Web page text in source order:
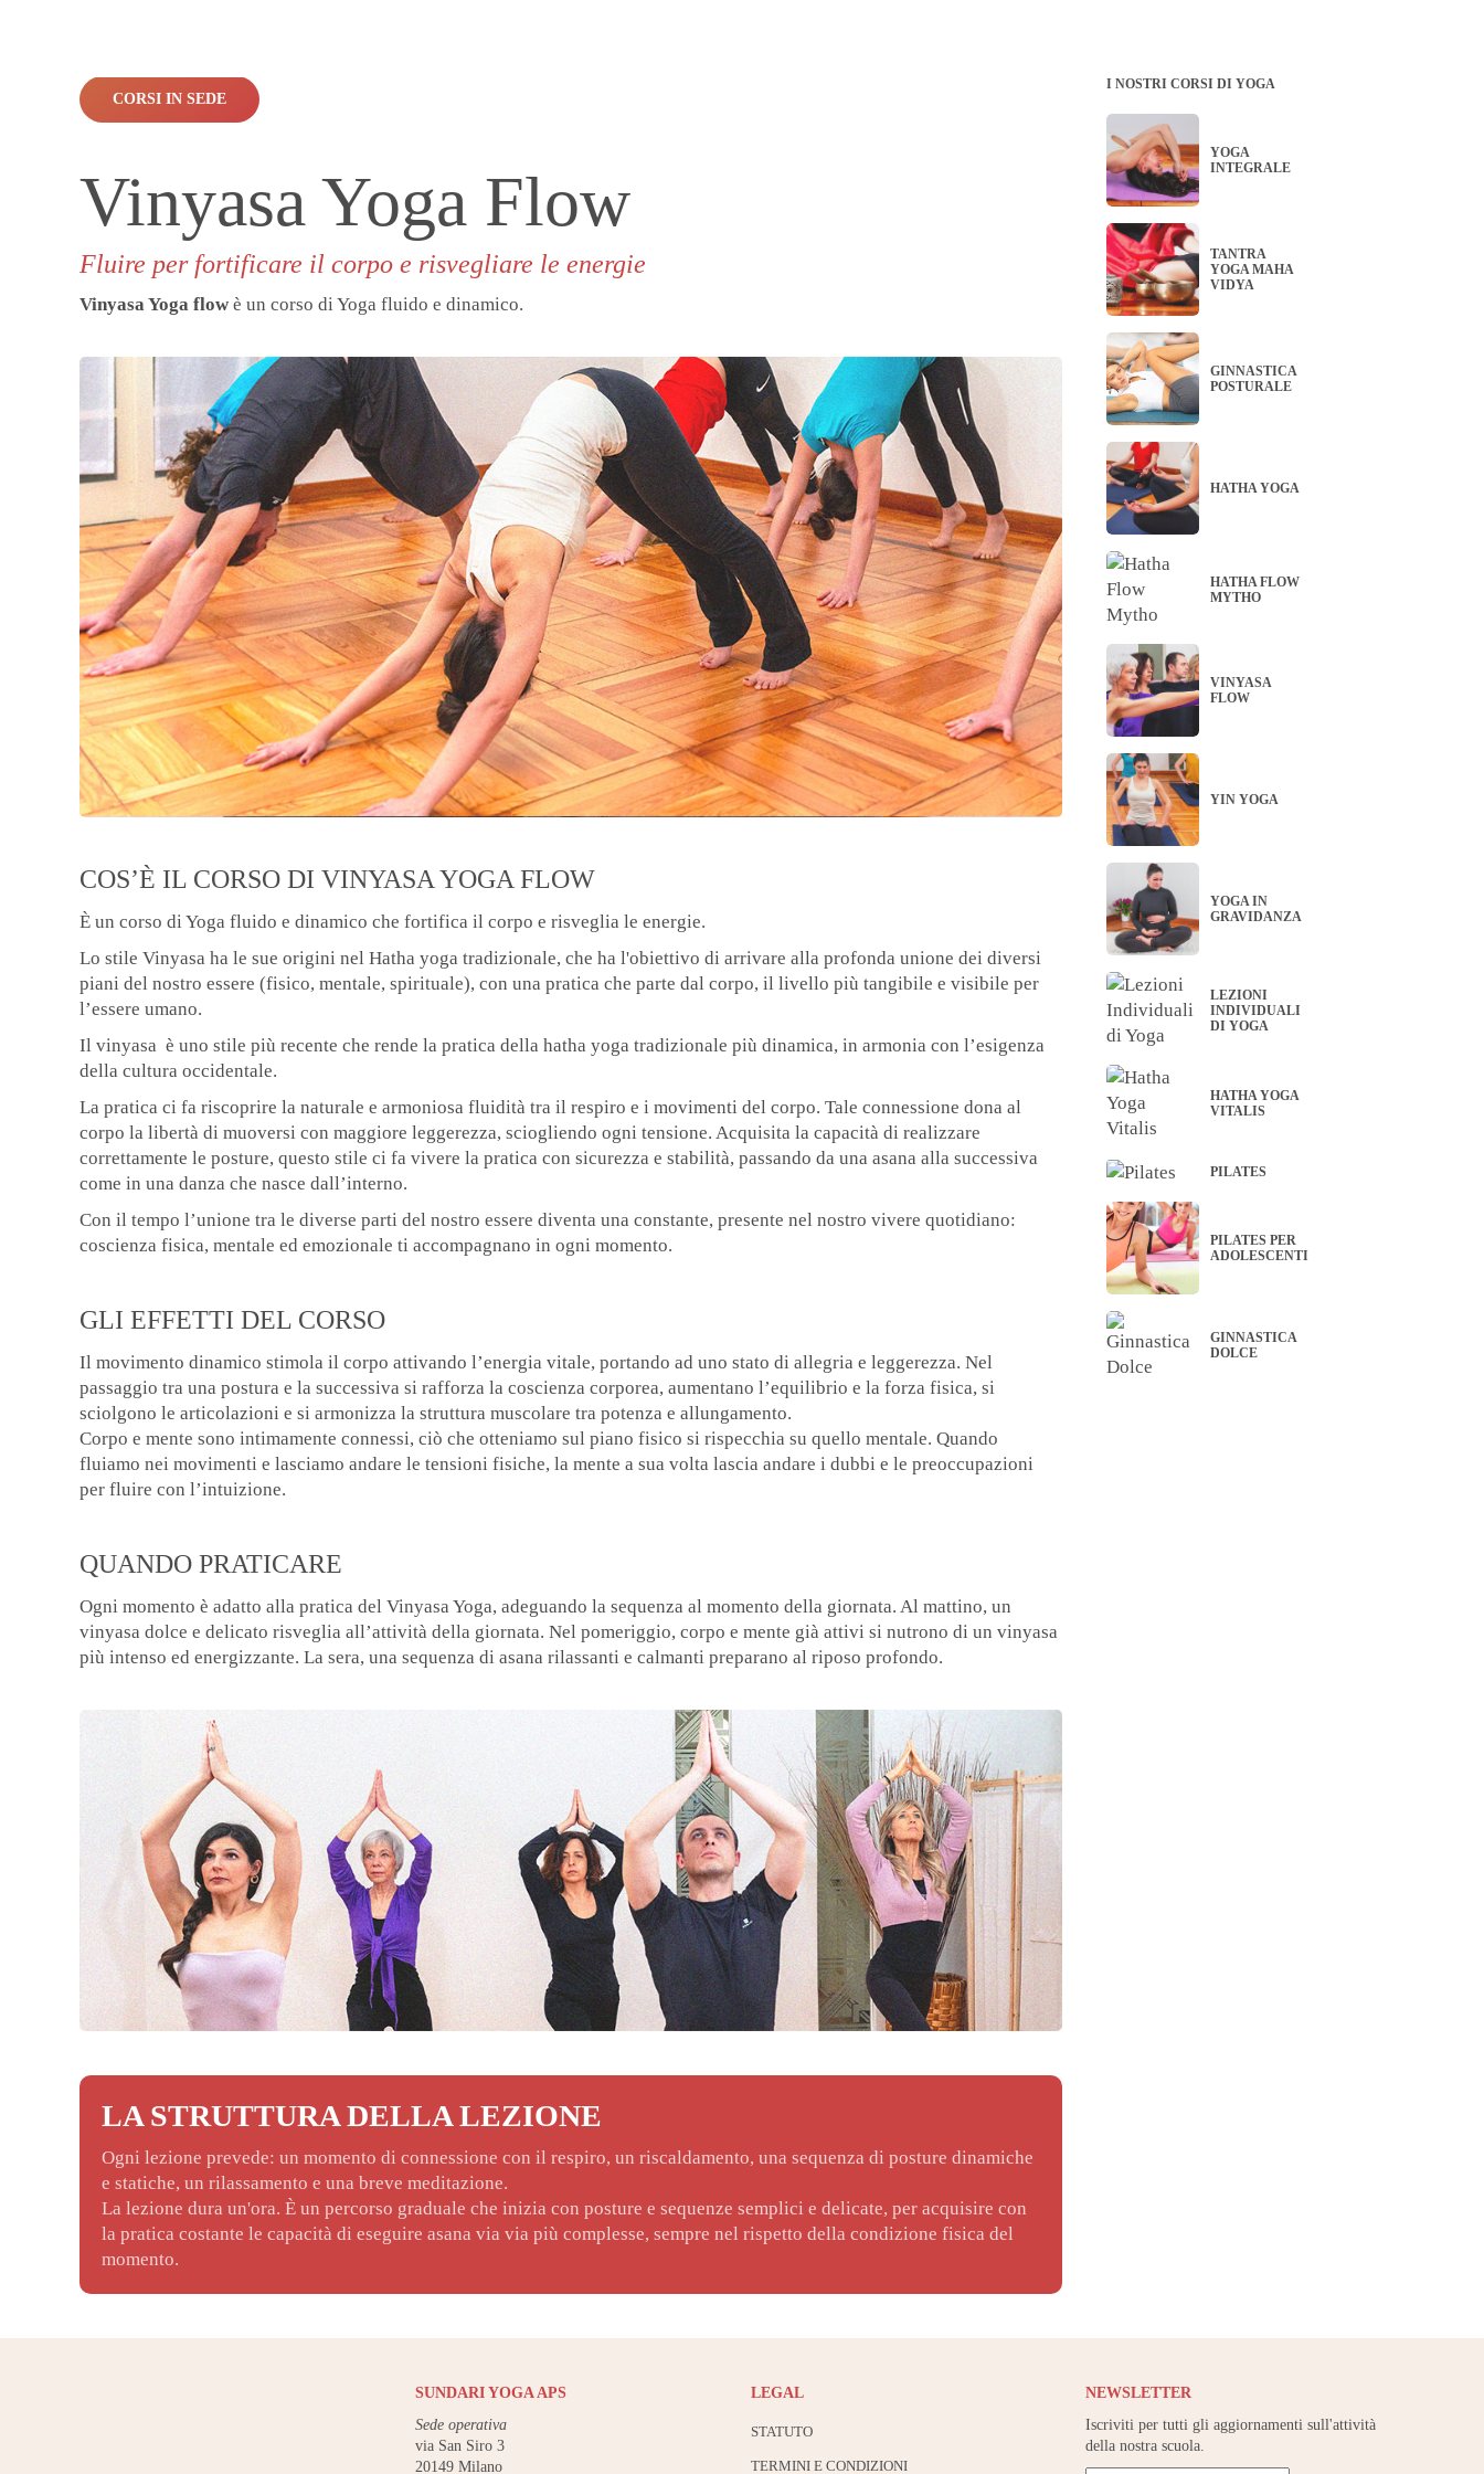
CORSI IN SEDE
Vinyasa Yoga Flow
Fluire per fortificare il corpo e risvegliare le energie
Vinyasa Yoga flow è un corso di Yoga fluido e dinamico.
COS’È IL CORSO DI VINYASA YOGA FLOW
È un corso di Yoga fluido e dinamico che fortifica il corpo e risveglia le energie.
Lo stile Vinyasa ha le sue origini nel Hatha yoga tradizionale, che ha l'obiettivo di arrivare alla profonda unione dei diversi
piani del nostro essere (fisico, mentale, spirituale), con una pratica che parte dal corpo, il livello più tangibile e visibile per
l’essere umano.
Il vinyasa è uno stile più recente che rende la pratica della hatha yoga tradizionale più dinamica, in armonia con l’esigenza
della cultura occidentale.
La pratica ci fa riscoprire la naturale e armoniosa fluidità tra il respiro e i movimenti del corpo. Tale connessione dona al
corpo la libertà di muoversi con maggiore leggerezza, sciogliendo ogni tensione. Acquisita la capacità di realizzare
correttamente le posture, questo stile ci fa vivere la pratica con sicurezza e stabilità, passando da una asana alla successiva
come in una danza che nasce dall’interno.
Con il tempo l’unione tra le diverse parti del nostro essere diventa una constante, presente nel nostro vivere quotidiano:
coscienza fisica, mentale ed emozionale ti accompagnano in ogni momento.
GLI EFFETTI DEL CORSO
Il movimento dinamico stimola il corpo attivando l’energia vitale, portando ad uno stato di allegria e leggerezza. Nel
passaggio tra una postura e la successiva si rafforza la coscienza corporea, aumentano l’equilibrio e la forza fisica, si
sciolgono le articolazioni e si armonizza la struttura muscolare tra potenza e allungamento.
Corpo e mente sono intimamente connessi, ciò che otteniamo sul piano fisico si rispecchia su quello mentale. Quando
fluiamo nei movimenti e lasciamo andare le tensioni fisiche, la mente a sua volta lascia andare i dubbi e le preoccupazioni
per fluire con l’intuizione.
QUANDO PRATICARE
Ogni momento è adatto alla pratica del Vinyasa Yoga, adeguando la sequenza al momento della giornata. Al mattino, un
vinyasa dolce e delicato risveglia all’attività della giornata. Nel pomeriggio, corpo e mente già attivi si nutrono di un vinyasa
più intenso ed energizzante. La sera, una sequenza di asana rilassanti e calmanti preparano al riposo profondo.
LA STRUTTURA DELLA LEZIONE
Ogni lezione prevede: un momento di connessione con il respiro, un riscaldamento, una sequenza di posture dinamiche
e statiche, un rilassamento e una breve meditazione.
La lezione dura un'ora. È un percorso graduale che inizia con posture e sequenze semplici e delicate, per acquisire con
la pratica costante le capacità di eseguire asana via via più complesse, sempre nel rispetto della condizione fisica del
momento.
I NOSTRI CORSI DI YOGA
YOGA
INTEGRALE
TANTRA
YOGA MAHA
VIDYA
GINNASTICA
POSTURALE
HATHA YOGA
HATHA FLOW
MYTHO
VINYASA
FLOW
YIN YOGA
YOGA IN
GRAVIDANZA
LEZIONI
INDIVIDUALI
DI YOGA
HATHA YOGA
VITALIS
PILATES
PILATES PER
ADOLESCENTI
GINNASTICA
DOLCE
SUNDARI YOGA APS
Sede operativa
via San Siro 3
20149 Milano
LEGAL
STATUTO
TERMINI E CONDIZIONI
NEWSLETTER
Iscriviti per tutti gli aggiornamenti sull'attività
della nostra scuola.